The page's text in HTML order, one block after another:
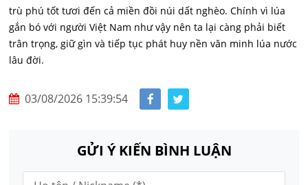
trù phú tốt tươi đến cả miền đồi núi dất nghèo. Chính vì lúa
gắn bó với người Việt Nam như vậy nên ta lại càng phải biết
trân trọng, giữ gìn và tiếp tục phát huy nền văn minh lúa nước
lâu đời.
03/08/2026 15:39:54
GỬI Ý KIẾN BÌNH LUẬN